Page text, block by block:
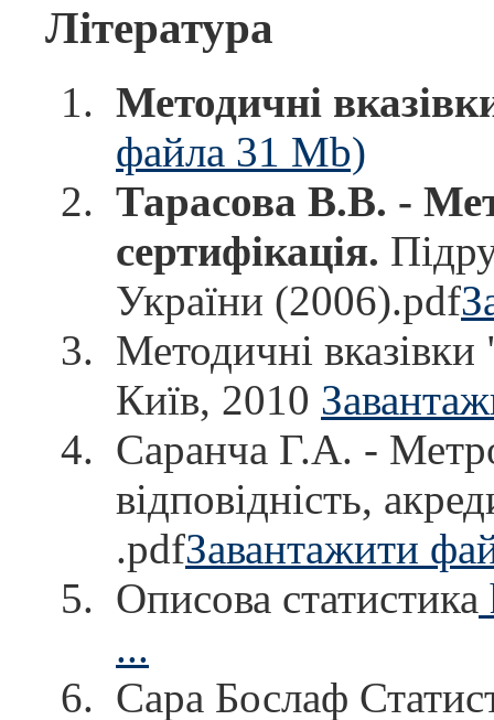
Література
Методичні
файла 31 Mb)
Тарасова В.В. -
сертифікація.
України (2006).pdf
Методичні вказівки
Київ, 2010
Саранча Г.А. -
відповідність,
.pdfЗавантажити
Описова статистика
...
Сара Бослаф